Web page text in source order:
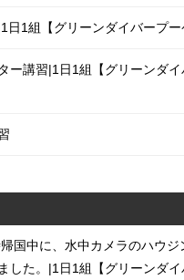
日1組【グリーンダイバープー
ー講習|1日1組【グリーンダイ
国中に、水中カメラのハウジ
した。|1日1組【グリーンダイ